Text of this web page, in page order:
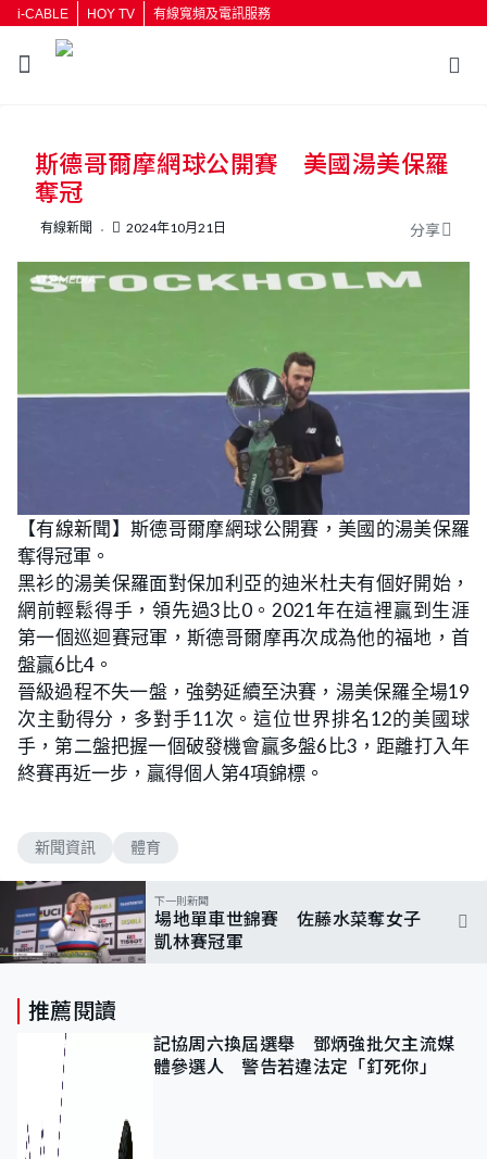
i-CABLE HOY TV 有線寬頻及電訊服務
按輸入鍵開始搜尋
斯德哥爾摩網球公開賽 美國湯美保羅
奪冠
有線新聞 2024年10月21日 分享
【有線新聞】斯德哥爾摩網球公開賽，美國的湯美保羅
奪得冠軍。
黑衫的湯美保羅面對保加利亞的迪米杜夫有個好開始，
網前輕鬆得手，領先過3比0。2021年在這裡贏到生涯
第一個巡迴賽冠軍，斯德哥爾摩再次成為他的福地，首
盤贏6比4。
晉級過程不失一盤，強勢延續至決賽，湯美保羅全場19
次主動得分，多對手11次。這位世界排名12的美國球
手，第二盤把握一個破發機會贏多盤6比3，距離打入年
終賽再近一步，贏得個人第4項錦標。
新聞資訊 體育
下一則新聞
場地單車世錦賽 佐藤水菜奪女子
凱林賽冠軍
推薦閱讀
記協周六換屆選舉 鄧炳強批欠主流媒
體參選人 警告若違法定「釘死你」